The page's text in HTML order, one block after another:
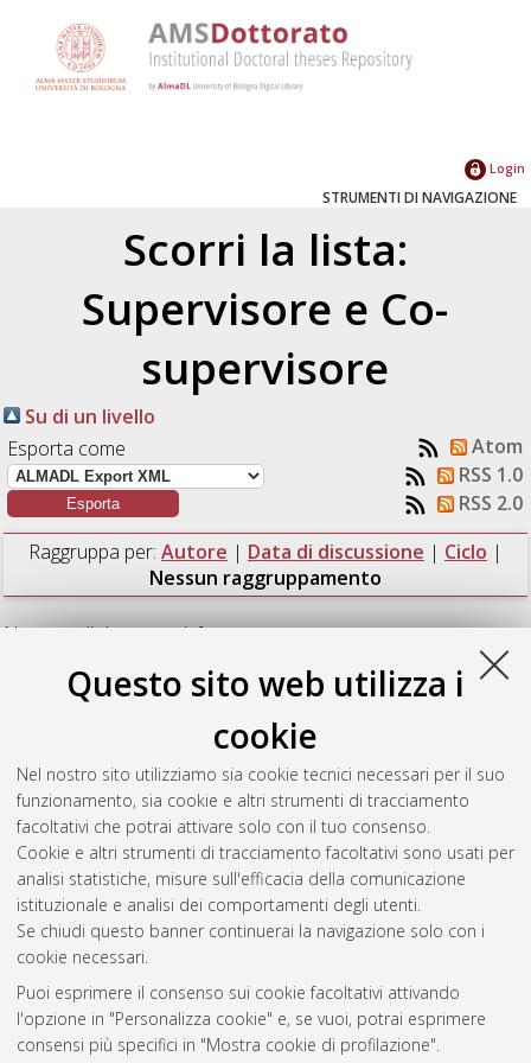
Questo sito web utilizza i
cookie
Nel nostro sito utilizziamo sia cookie tecnici necessari per il suo
funzionamento, sia cookie e altri strumenti di tracciamento
facoltativi che potrai attivare solo con il tuo consenso.
Cookie e altri strumenti di tracciamento facoltativi sono usati per
analisi statistiche, misure sull'efficacia della comunicazione
istituzionale e analisi dei comportamenti degli utenti.
Se chiudi questo banner continuerai la navigazione solo con i
cookie necessari.
Puoi esprimere il consenso sui cookie facoltativi attivando
l'opzione in "Personalizza cookie" e, se vuoi, potrai esprimere
consensi più specifici in "Mostra cookie di profilazione".
Login
STRUMENTI DI NAVIGAZIONE
Scorri la lista:
Supervisore e Co-
supervisore
Su di un livello
Esporta come
Atom
RSS 1.0
RSS 2.0
Raggruppa per: Autore | Data di discussione | Ciclo |
Nessun raggruppamento
Numero di documenti:1.
Fattizzo, Daniele(2024)Attitude and trajectory control
system design for the emergency maneuver of a unmanned
, [Dissertation thesis], Alma Mater Studiorum
Università di Bologna. Dottorato di ricerca in
tecnologie aerospaziali, 36 Ciclo. DOI
10.48676/unibo/amsdottorato/11659.
Questa lista e' stata generata ilSat Aug 8 20:48:06 2026
Atom
Rss 1.0
Rss 2.0